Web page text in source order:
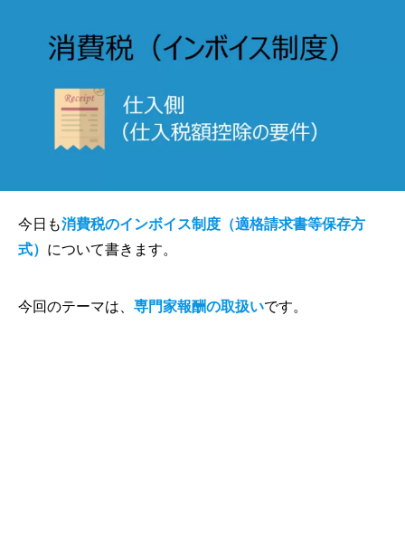
今日も消費税のインボイス制度（適格請求書等保存方
式） について書きます。
今回のテーマは、 専門家報酬の取扱いです。